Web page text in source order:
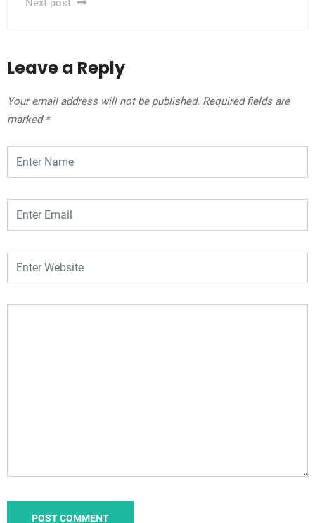
Next post
Leave a Reply
Your email address will not be published. Required fields are
marked *